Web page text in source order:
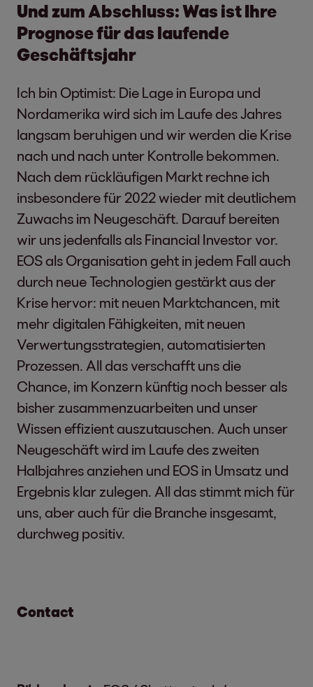
Und zum Abschluss: Was ist Ihre
Prognose für das laufende
Geschäftsjahr
Ich bin Optimist: Die Lage in Europa und
Nordamerika wird sich im Laufe des Jahres
langsam beruhigen und wir werden die Krise
nach und nach unter Kontrolle bekommen.
Nach dem rückläufigen Markt rechne ich
insbesondere für 2022 wieder mit deutlichem
Zuwachs im Neugeschäft. Darauf bereiten
wir uns jedenfalls als Financial Investor vor.
EOS als Organisation geht in jedem Fall auch
durch neue Technologien gestärkt aus der
Krise hervor: mit neuen Marktchancen, mit
mehr digitalen Fähigkeiten, mit neuen
Verwertungsstrategien, automatisierten
Prozessen. All das verschafft uns die
Chance, im Konzern künftig noch besser als
bisher zusammenzuarbeiten und unser
Wissen effizient auszutauschen. Auch unser
Neugeschäft wird im Laufe des zweiten
Halbjahres anziehen und EOS in Umsatz und
Ergebnis klar zulegen. All das stimmt mich für
uns, aber auch für die Branche insgesamt,
durchweg positiv.
Contact